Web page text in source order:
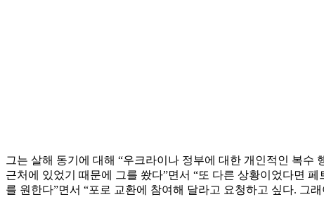
그는 살해 동기에 대해 “우크라이나 정부에 대한 개인적인 복수
근처에 있었기 때문에 그를 쐈다”면서 “또 다른 상황이었다면
를 원한다”면서 “포로 교환에 참여해 달라고 요청하고 싶다. 그